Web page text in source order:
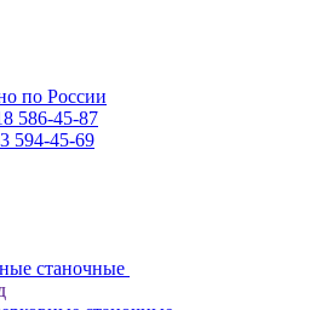
по России
586-45-87
594-45-69
станочные